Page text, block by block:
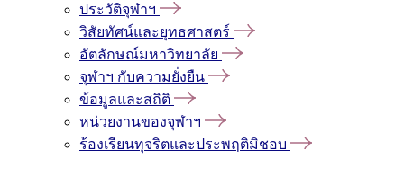
ประวัติจุฬาฯ
วิสัยทัศน์และยุทธศาสตร์
อัตลักษณ์มหาวิทยาลัย
จุฬาฯ กับความยั่งยืน
ข้อมูลและสถิติ
หน่วยงานของจุฬาฯ
ร้องเรียนทุจริตและประพฤติมิชอบ